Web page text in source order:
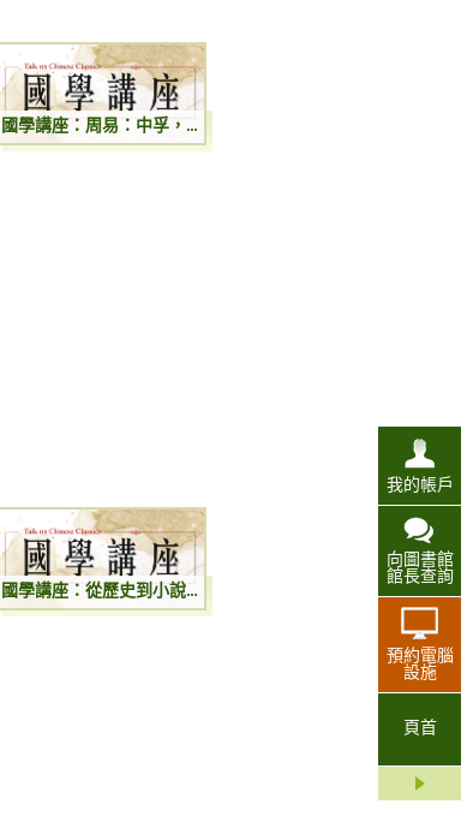
我的帳戶
向圖書館
館長查詢
預約電腦
設施
頁首
國學講座：周易：中孚，无妄，渙，豐四卦虞翻義
國學講座：從歷史到小說：歷史人物的小說化